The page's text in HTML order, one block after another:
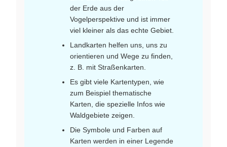
der Erde aus der
Vogelperspektive und ist immer
viel kleiner als das echte Gebiet.
Landkarten helfen uns, uns zu
orientieren und Wege zu finden,
z. B. mit Straßenkarten.
Es gibt viele Kartentypen, wie
zum Beispiel thematische
Karten, die spezielle Infos wie
Waldgebiete zeigen.
Die Symbole und Farben auf
Karten werden in einer Legende